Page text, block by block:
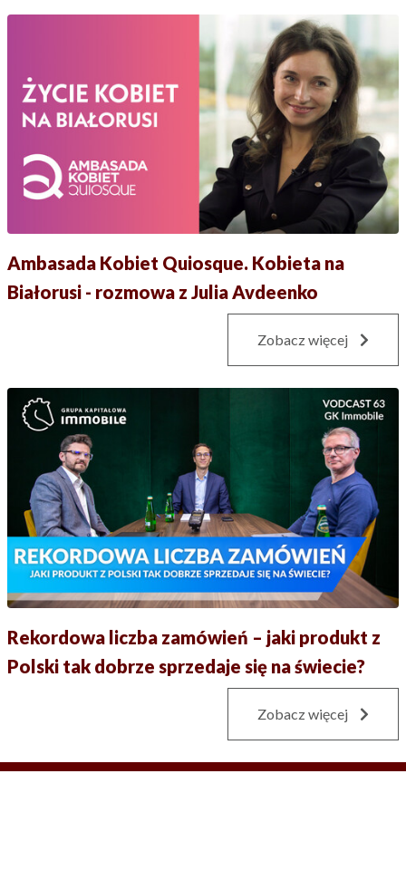
Ambasada Kobiet Quiosque. Kobieta na
Białorusi - rozmowa z Julia Avdeenko
Zobacz więcej
Rekordowa liczba zamówień – jaki produkt z
Polski tak dobrze sprzedaje się na świecie?
Zobacz więcej